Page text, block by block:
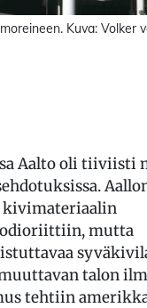
Kuva: Volker
Aalto oli tiiviisti
kivimateriaalin
mutta
talon
tehtiin